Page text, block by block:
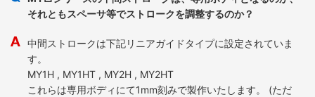
それともスペーサ等でストロークを調整するのか？
中間ストロークは下記リニアガイドタイプに設定されていま
す。
MY1H , MY1HT , MY2H , MY2HT
これらは専用ボディにて1mm刻みで製作いたします。 (ただ